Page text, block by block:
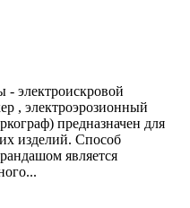
электроискровой
, электроэрозионный
предназначен для
изделий. Способ
является